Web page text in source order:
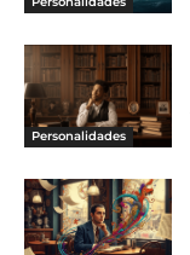
Personalidades